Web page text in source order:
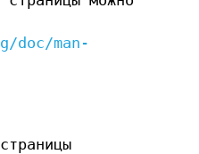
doc/man-